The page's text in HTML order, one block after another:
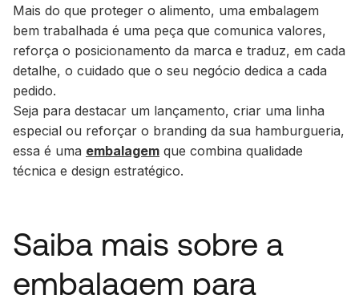
Mais do que proteger o alimento, uma embalagem
bem trabalhada é uma peça que comunica valores,
reforça o posicionamento da marca e traduz, em cada
detalhe, o cuidado que o seu negócio dedica a cada
pedido.
Seja para destacar um lançamento, criar uma linha
especial ou reforçar o branding da sua hamburgueria,
essa é uma embalagem que combina qualidade
técnica e design estratégico.
Saiba mais sobre a
embalagem para